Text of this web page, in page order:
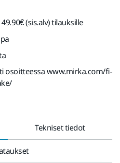
(sis.alv) tilauksille
osoitteessa www.mirka.com/fi-
Tekniset tiedot